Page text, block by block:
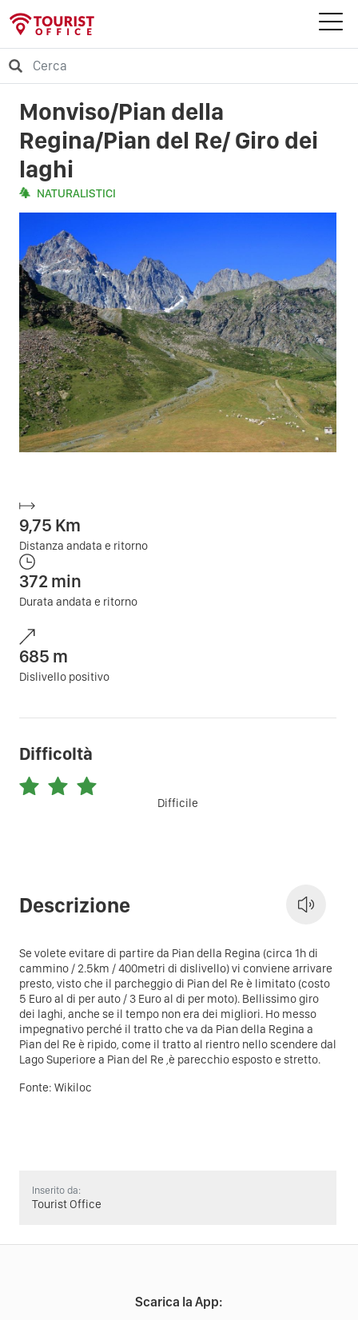
Monviso/Pian della
Regina/Pian del Re/ Giro dei
laghi
NATURALISTICI
9,75 Km
Distanza andata e ritorno
372 min
Durata andata e ritorno
685 m
Dislivello positivo
Difficoltà
Difficile
Descrizione
Se volete evitare di partire da Pian della Regina (circa 1h di
cammino / 2.5km / 400metri di dislivello) vi conviene arrivare
presto, visto che il parcheggio di Pian del Re è limitato (costo
5 Euro al di per auto / 3 Euro al di per moto). Bellissimo giro
dei laghi, anche se il tempo non era dei migliori. Ho messo
impegnativo perché il tratto che va da Pian della Regina a
Pian del Re è ripido, come il tratto al rientro nello scendere dal
Lago Superiore a Pian del Re ,è parecchio esposto e stretto.
Fonte: Wikiloc
Inserito da:
Tourist Office
Scarica la App: